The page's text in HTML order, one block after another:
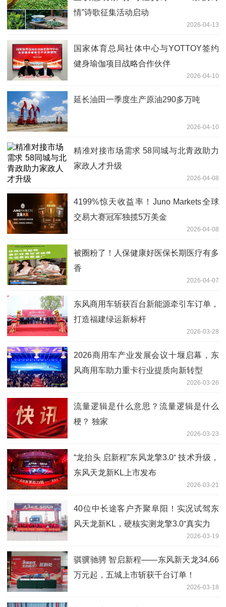
情”诗歌征集活动启动
2026-04-13
国家体育总局社体中心与YOTTOY签约
健身瑜伽项目战略合作伙伴
2026-04-10
延长油田一季度生产原油290多万吨
2026-04-10
精准对接市场需求 58同城与北青政助力
家政人才升级
2026-04-08
4199%惊天收益率！Juno Markets全球
交易大赛冠军独揽5万美金
2026-04-08
被圈粉了！人保健康好医保长期医疗有多
香
2026-04-07
东风商用车斩获百台新能源牵引车订单，
打造福建绿运新标杆
2026-03-28
2026商用车产业发展会议十堰启幕，东
风商用车助力重卡行业提质向新转型
2026-03-26
流量逻辑是什么意思？流量逻辑是什么
梗？ 独家
2026-03-23
“龙抬头 启新程”东风龙擎3.0⁺ 技术升级，
东风天龙新KL上市发布
2026-03-21
40位中长途客户齐聚阜阳！实况试驾东
风天龙新KL，硬核实测龙擎3.0⁺真实力
2026-03-19
骐骥驰骋 智启新程——东风新天龙34.66
万元起，五城上市斩获千台订单！
2026-03-18